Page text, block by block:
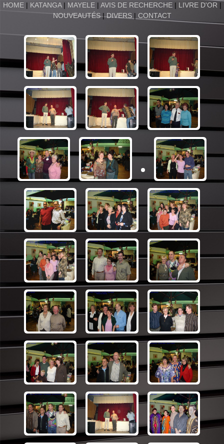
HOME | KATANGA| MAYELE| AVIS DE RECHERCHE| LIVRE D'OR |
NOUVEAUTÉS|DIVERS| CONTACT